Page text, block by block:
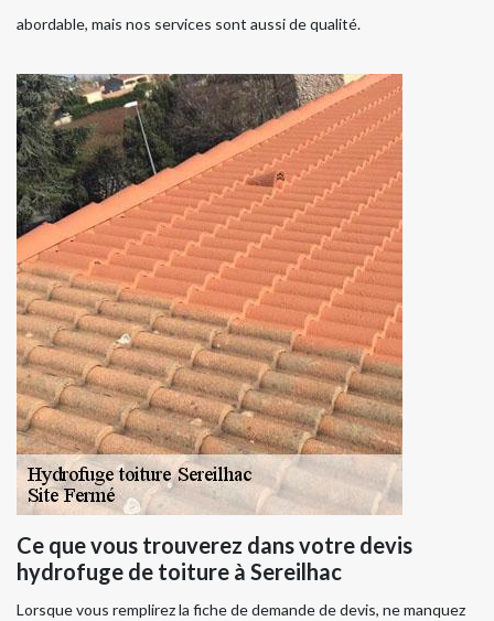
abordable, mais nos services sont aussi de qualité.
Ce que vous trouverez dans votre devis
hydrofuge de toiture à Sereilhac
Lorsque vous remplirez la fiche de demande de devis, ne manquez